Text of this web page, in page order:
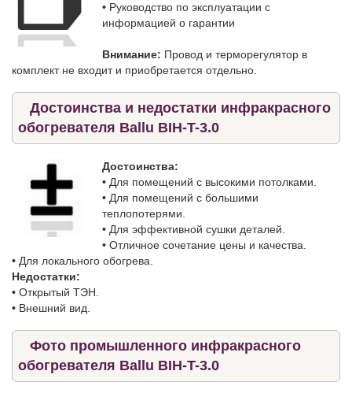
• Руководство по эксплуатации с
информацией о гарантии
Внимание: Провод и терморегулятор в
комплект не входит и приобретается отдельно.
Достоинства и недостатки инфракрасного
обогревателя Ballu BIH-T-3.0
Достоинства:
• Для помещений с высокими потолками.
• Для помещений с большими
теплопотерями.
• Для эффективной сушки деталей.
• Отличное сочетание цены и качества.
• Для локального обогрева.
Недостатки:
• Открытый ТЭН.
• Внешний вид.
Фото промышленного инфракрасного
обогревателя Ballu BIH-T-3.0